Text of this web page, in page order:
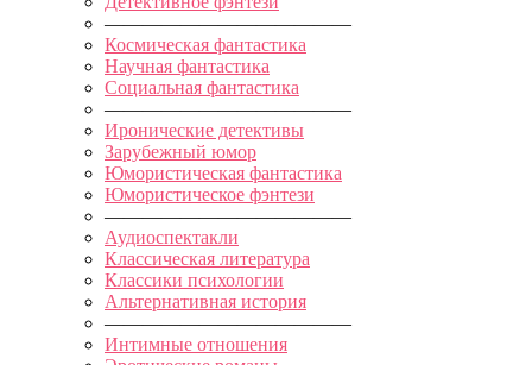
—————————————
Космическая фантастика
Научная фантастика
Социальная фантастика
—————————————
Иронические детективы
Зарубежный юмор
Юмористическая фантастика
Юмористическое фэнтези
—————————————
Аудиоспектакли
Классическая литература
Классики психологии
Альтернативная история
—————————————
Интимные отношения